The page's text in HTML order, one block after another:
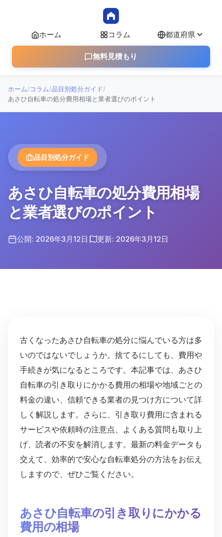
ホーム コラム 都道府県
無料見積もり
ホーム/コラム/品目別処分ガイド/
あさひ自転車の処分費用相場と業者選びのポイント
品目別処分ガイド
あさひ自転車の処分費用相場
と業者選びのポイント
公開: 2026年3月12日 更新: 2026年3月12日
古くなったあさひ自転車の処分に悩んでいる方は多
いのではないでしょうか。捨てるにしても、費用や
手続きが気になるところです。本記事では、あさひ
自転車の引き取りにかかる費用の相場や地域ごとの
料金の違い、信頼できる業者の見つけ方について詳
しく解説します。さらに、引き取り費用に含まれる
サービスや依頼時の注意点、よくある質問も取り上
げ、読者の不安を解消します。最新の料金データも
交えて、効率的で安心な自転車処分の方法をお伝え
しますので、ぜひご覧ください。
あさひ自転車の引き取りにかかる
費用の相場